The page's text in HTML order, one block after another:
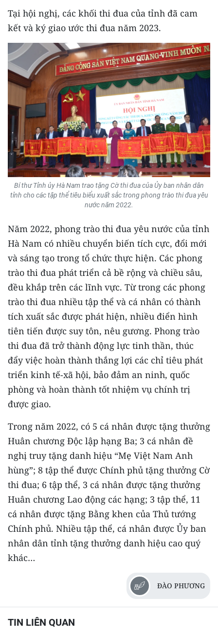
CHUYÊN ĐỀ
CÁC CHUYÊN TRANG
VỀ BÁO NHÂN DÂN
THỜI NAY
NHÂN DÂN CUỐI TUẦN
NHÂN DÂN HẰNG THÁNG
MUA BÁO
ĐỌC BÁO IN
ENGLISH
中文
FRANÇAIS
РУССКИЙ
ESPAÑOL
한국어
Tại hội nghị, các khối thi đua của tỉnh đã cam
kết và ký giao ước thi đua năm 2023.
Bí thư Tỉnh ủy Hà Nam trao tặng Cờ thi đua của Ủy ban nhân dân
tỉnh cho các tập thể tiêu biểu xuất sắc trong phong trào thi đua yêu
nước năm 2022.
Năm 2022, phong trào thi đua yêu nước của tỉnh
Hà Nam có nhiều chuyển biến tích cực, đổi mới
và sáng tạo trong tổ chức thực hiện. Các phong
trào thi đua phát triển cả bề rộng và chiều sâu,
đều khắp trên các lĩnh vực. Từ trong các phong
trào thi đua nhiều tập thể và cá nhân có thành
tích xuất sắc được phát hiện, nhiều điển hình
tiên tiến được suy tôn, nêu gương. Phong trào
thi đua đã trở thành động lực tinh thần, thúc
đẩy việc hoàn thành thắng lợi các chỉ tiêu phát
triển kinh tế-xã hội, bảo đảm an ninh, quốc
phòng và hoàn thành tốt nhiệm vụ chính trị
được giao.
Trong năm 2022, có 5 cá nhân được tặng thưởng
Huân chương Độc lập hạng Ba; 3 cá nhân đề
nghị truy tặng danh hiệu “Mẹ Việt Nam Anh
hùng”; 8 tập thể được Chính phủ tặng thưởng Cờ
thi đua; 6 tập thể, 3 cá nhân được tặng thưởng
Huân chương Lao động các hạng; 3 tập thể, 11
cá nhân được tặng Bằng khen của Thủ tướng
Chính phủ. Nhiều tập thể, cá nhân được Ủy ban
nhân dân tỉnh tặng thưởng danh hiệu cao quý
khác…
ĐÀO PHƯƠNG
TIN LIÊN QUAN